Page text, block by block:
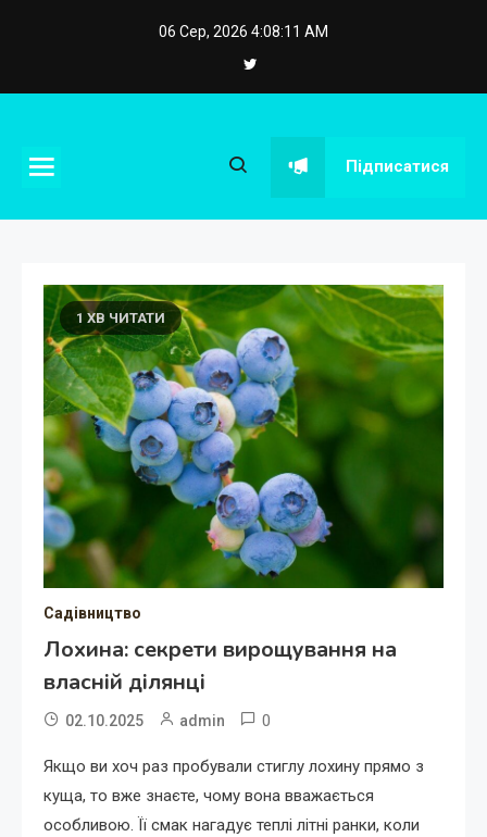
06 Сер, 2026 4:08:12 AM
eposstroy.com.ua Підписатися
1 ХВ ЧИТАТИ
Садівництво
Лохина: секрети вирощування на
власній ділянці
02.10.2025 admin 0
Якщо ви хоч раз пробували стиглу лохину прямо з
куща, то вже знаєте, чому вона вважається
особливою. Її смак нагадує теплі літні ранки, коли